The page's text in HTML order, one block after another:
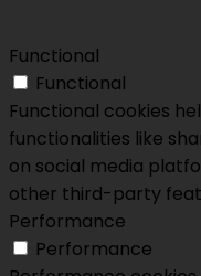
Functional
Functional
Functional cookies
functionalities like
on social media
other third-party
Performance
Performance